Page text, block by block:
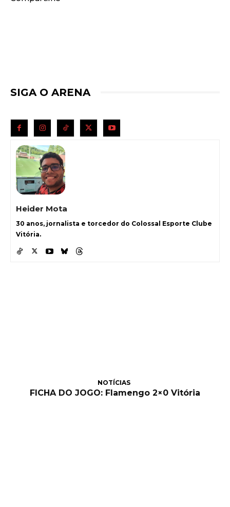
SIGA O ARENA
Heider Mota
30 anos, jornalista e torcedor do Colossal Esporte Clube
Vitória.
NOTÍCIAS
FICHA DO JOGO: Flamengo 2×0 Vitória